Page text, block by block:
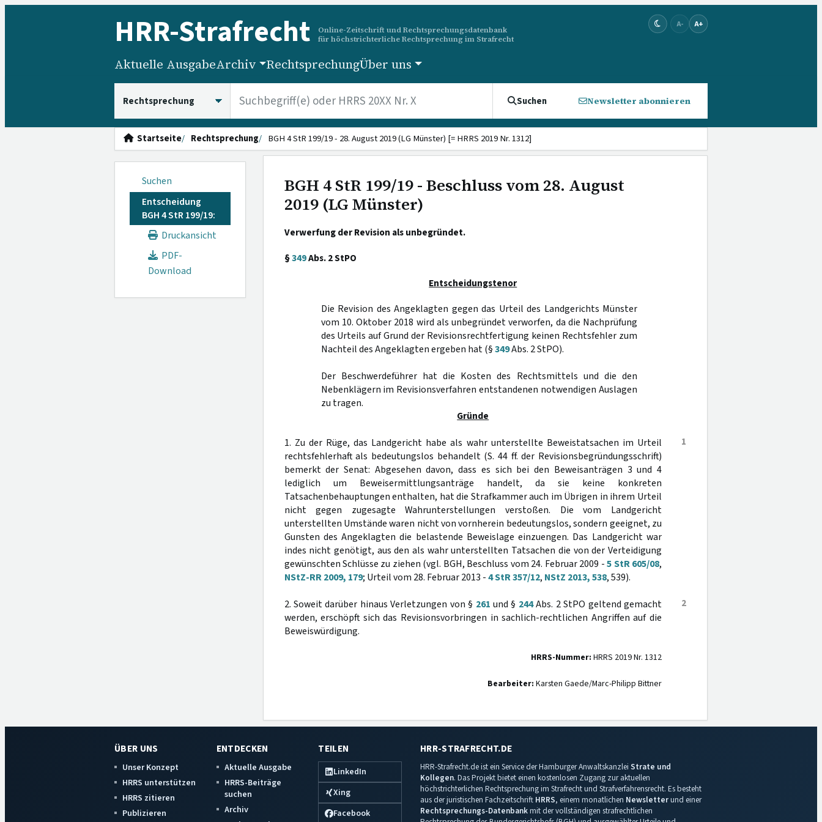
HRR-Strafrecht
Online-Zeitschrift und Rechtsprechungsdatenbank
für höchstrichterliche Rechtsprechung im Strafrecht
A- A+
Aktuelle AusgabeArchiv RechtsprechungÜber uns
Suchen Newsletter abonnieren
Startseite Rechtsprechung BGH 4 StR 199/19 - 28. August 2019 (LG Münster) [= HRRS 2019 Nr. 1312]
Suchen
Entscheidung
BGH 4 StR 199/19:
Druckansicht
PDF-
Download
BGH 4 StR 199/19 - Beschluss vom 28. August
2019 (LG Münster)
Verwerfung der Revision als unbegründet.
§349Abs. 2 StPO
Entscheidungstenor
Die Revision des Angeklagten gegen das Urteil des Landgerichts Münster
vom 10. Oktober 2018 wird als unbegründet verworfen, da die Nachprüfung
des Urteils auf Grund der Revisionsrechtfertigung keinen Rechtsfehler zum
Nachteil des Angeklagten ergeben hat (§349Abs. 2 StPO).
Der Beschwerdeführer hat die Kosten des Rechtsmittels und die den
Nebenklägern im Revisionsverfahren entstandenen notwendigen Auslagen
zu tragen.
Gründe
1
1. Zu der Rüge, das Landgericht habe als wahr unterstellte Beweistatsachen im Urteil
rechtsfehlerhaft als bedeutungslos behandelt (S. 44 ff. der Revisionsbegründungsschrift)
bemerkt der Senat: Abgesehen davon, dass es sich bei den Beweisanträgen 3 und 4
lediglich um Beweisermittlungsanträge handelt, da sie keine konkreten
Tatsachenbehauptungen enthalten, hat die Strafkammer auch im Übrigen in ihrem Urteil
nicht gegen zugesagte Wahrunterstellungen verstoßen. Die vom Landgericht
unterstellten Umstände waren nicht von vornherein bedeutungslos, sondern geeignet, zu
Gunsten des Angeklagten die belastende Beweislage einzuengen. Das Landgericht war
indes nicht genötigt, aus den als wahr unterstellten Tatsachen die von der Verteidigung
gewünschten Schlüsse zu ziehen (vgl. BGH, Beschluss vom 24. Februar 2009 -5 StR 605/08,
NStZ-RR 2009, 179; Urteil vom 28. Februar 2013 -4 StR 357/12, NStZ 2013, 538, 539).
2
2. Soweit darüber hinaus Verletzungen von § 261 und § 244Abs. 2 StPO geltend gemacht
werden, erschöpft sich das Revisionsvorbringen in sachlich-rechtlichen Angriffen auf die
Beweiswürdigung.
HRRS-Nummer: HRRS 2019 Nr. 1312
Bearbeiter: Karsten Gaede/Marc-Philipp Bittner
ÜBER UNS
Unser Konzept
HRRS unterstützen
HRRS zitieren
Publizieren
ENTDECKEN
Aktuelle Ausgabe
HRRS-Beiträge
suchen
Archiv
TEILEN
LinkedIn
Xing
Facebook
HRR-STRAFRECHT.DE
HRR-Strafrecht.de ist ein Service der Hamburger Anwaltskanzlei Strate und
Kollegen. Das Projekt bietet einen kostenlosen Zugang zur aktuellen
höchstrichterlichen Rechtsprechung im Strafrecht und Strafverfahrensrecht. Es besteht
aus der juristischen Fachzeitschrift HRRS, einem monatlichen Newsletterund einer
Rechtsprechungs-Datenbankmit der vollständigen strafrechtlichen